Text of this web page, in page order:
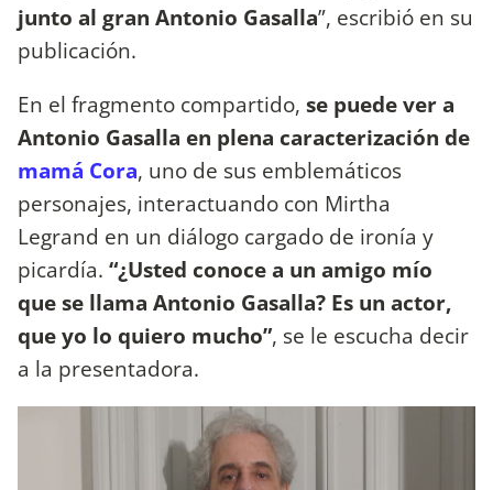
junto al gran Antonio Gasalla”, escribió en su
publicación.
En el fragmento compartido, se puede ver a
Antonio Gasalla en plena caracterización de
mamá Cora, uno de sus emblemáticos
personajes, interactuando con Mirtha
Legrand en un diálogo cargado de ironía y
picardía. “¿Usted conoce a un amigo mío
que se llama Antonio Gasalla? Es un actor,
que yo lo quiero mucho”, se le escucha decir
a la presentadora.